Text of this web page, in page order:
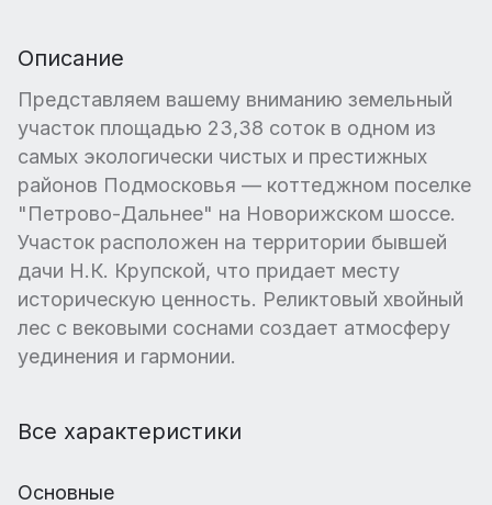
Описание
Представляем вашему вниманию земельный
участок площадью 23,38 соток в одном из
самых экологически чистых и престижных
районов Подмосковья — коттеджном поселке
"Петрово-Дальнее" на Новорижском шоссе.
Участок расположен на территории бывшей
дачи Н.К. Крупской, что придает месту
историческую ценность. Реликтовый хвойный
лес с вековыми соснами создает атмосферу
уединения и гармонии.
Все характеристики
Основные